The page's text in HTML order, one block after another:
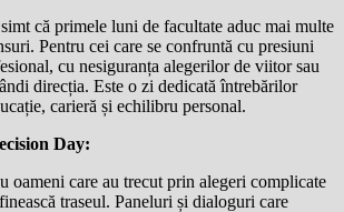
că primele luni de facultate aduc mai multe
Pentru cei care se confruntă cu presiuni
cu nesiguranța alegerilor de viitor sau
direcția. Este o zi dedicată întrebărilor
carieră și echilibru personal.
Day:
oameni care au trecut prin alegeri complicate
traseul. Paneluri și dialoguri care